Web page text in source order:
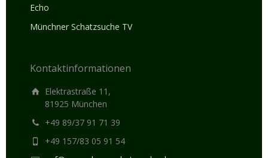
Echo
Münchner Schatzsuche TV
Kontaktinformationen
Elektrastraße 11,
81925 München
+49 89/37 91 71 39
+49 157/83 05 91 54